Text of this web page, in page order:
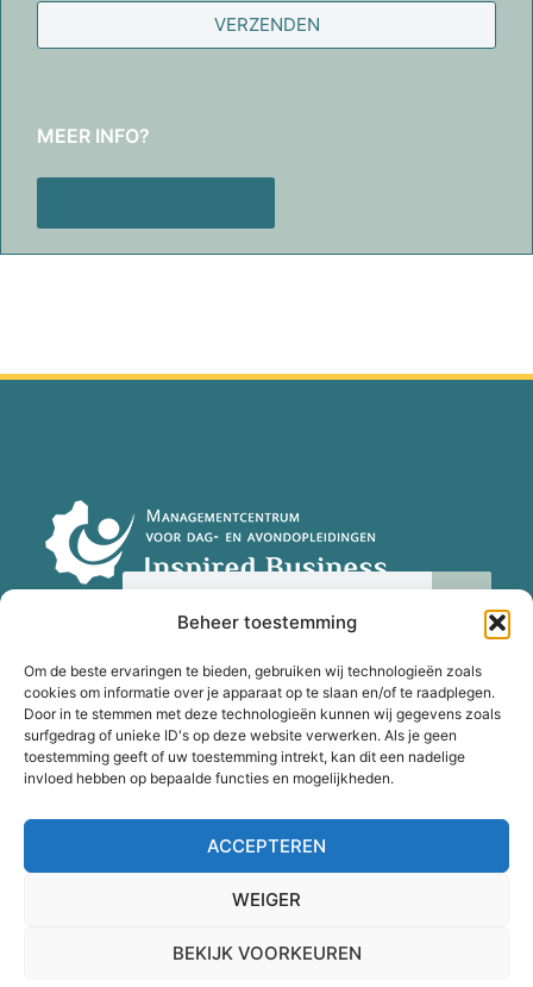
Beheer toestemming
Om de beste ervaringen te bieden, gebruiken wij technologieën zoals
cookies om informatie over je apparaat op te slaan en/of te raadplegen.
Door in te stemmen met deze technologieën kunnen wij gegevens zoals
surfgedrag of unieke ID's op deze website verwerken. Als je geen
toestemming geeft of uw toestemming intrekt, kan dit een nadelige
invloed hebben op bepaalde functies en mogelijkheden.
ACCEPTEREN
WEIGER
BEKIJK VOORKEUREN
VERZENDEN
MEER INFO?
Disclaimer
Privacy
betalingsregeling